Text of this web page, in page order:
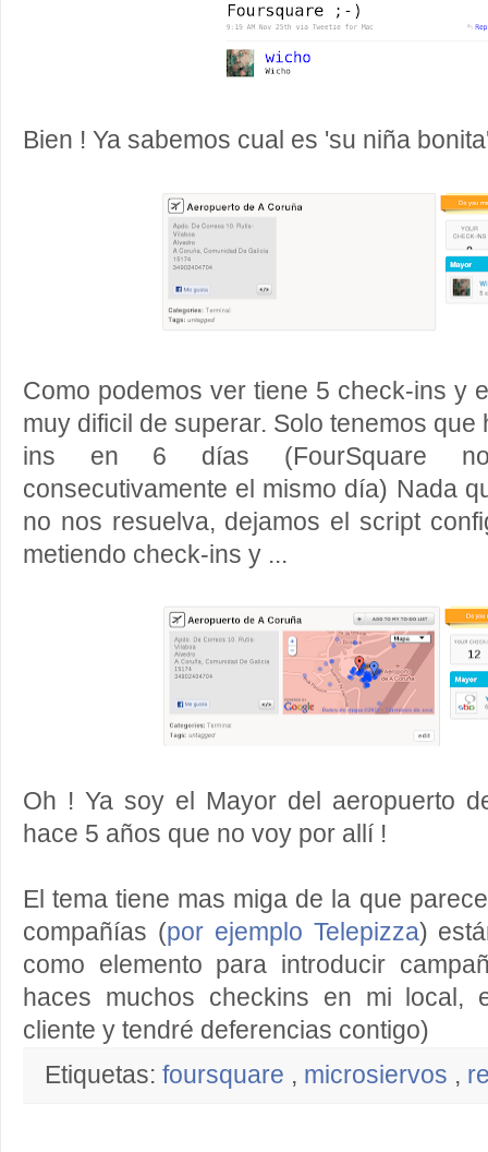
Bien ! Ya sabemos cual es 'su niña
Como podemos ver tiene 5 check-ins y
muy dificil de superar. Solo tenemos
ins en 6 días (FourSquare no
consecutivamente el mismo día) Nada
no nos resuelva, dejamos el script
metiendo check-ins y ...
Oh ! Ya soy el Mayor del aeropuerto
hace 5 años que no voy por allí !
El tema tiene mas miga de la que
compañías (por ejemplo Telepizza)
como elemento para introducir
haces muchos checkins en mi local,
cliente y tendré deferencias contigo)
Etiquetas: foursquare , microsiervos ,